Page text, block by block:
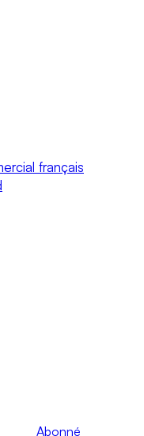
français
Abonné